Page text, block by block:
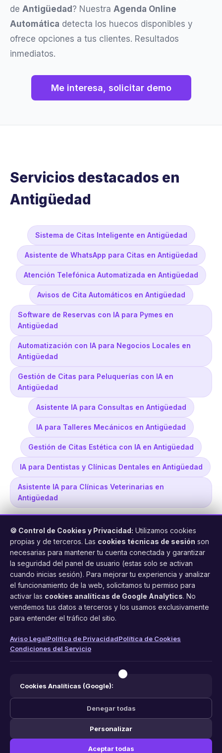
de Antigüedad ? Nuestra Agenda Online
Automática detecta los huecos disponibles y
ofrece opciones a tus clientes. Resultados
inmediatos.
Me interesa, solicitar demo
Servicios destacados en
Antigüedad
Sistema de Citas Inteligente en Antigüedad
Asistente de WhatsApp para Citas en Antigüedad
Atención Telefónica Automatizada en Antigüedad
Avisos de Cita Automáticos en Antigüedad
Software de Reservas con IA para Pymes en
Antigüedad
Automatización con IA para Negocios Locales en
Antigüedad
Gestión de Citas para Peluquerías con IA en
Antigüedad
Asistente IA para Consultas en Antigüedad
IA para Talleres Mecánicos en Antigüedad
Gestión de Citas Estética con IA en Antigüedad
IA para Dentistas y Clínicas Dentales en Antigüedad
Asistente IA para Clínicas Veterinarias en
Antigüedad
FacilCita
Asistente inteligente de citas por teléfono y WhatsApp.
Gestión profesional de agenda con IA para tu negocio.
Funciones
Aviso Legal
© 2026 FacilCita — Un servicio dePC64 Servicios Informaticos.
Hecho con ❤️ en España.
🍪 Control de Cookies y Privacidad: Utilizamos cookies
propias y de terceros. Las cookies técnicas de sesión son
necesarias para mantener tu cuenta conectada y garantizar
la seguridad del panel de usuario (estas solo se activan
cuando inicias sesión). Para mejorar tu experiencia y analizar
el funcionamiento de la web, solicitamos tu permiso para
activar las cookies analíticas de Google Analytics. No
vendemos tus datos a terceros y los usamos exclusivamente
para entender el tráfico del sitio.
Aviso LegalPolítica de PrivacidadPolítica de Cookies
Condiciones del Servicio
Cookies Analíticas (Google):
Denegar todas
Personalizar
Aceptar todas